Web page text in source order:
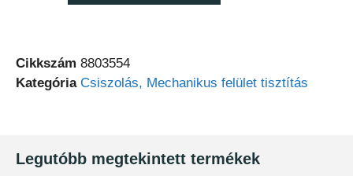
Cikkszám 8803554
Kategória Csiszolás, Mechanikus felület tisztítás
Legutóbb megtekintett termékek